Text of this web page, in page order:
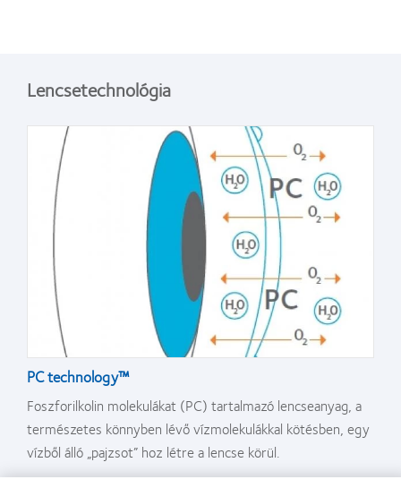
Lencsetechnológia
PC technology™
Foszforilkolin molekulákat (PC) tartalmazó lencseanyag, a
természetes könnyben lévő vízmolekulákkal kötésben, egy
vízből álló „pajzsot” hoz létre a lencse körül.